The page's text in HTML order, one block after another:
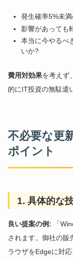
発生確率5%未
影響があっても
本当に今やるべ
いか?
費用対効果を考えず
的にIT投資の無駄遣
不必要な更
ポイント
1. 具体的な
良い提案の例: 「
されます。御社の販
ラウザをEdgeに対